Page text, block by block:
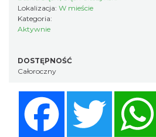
Lokalizacja: W mieście
Kategoria:
Aktywnie
DOSTĘPNOŚĆ
Całoroczny
Twitter